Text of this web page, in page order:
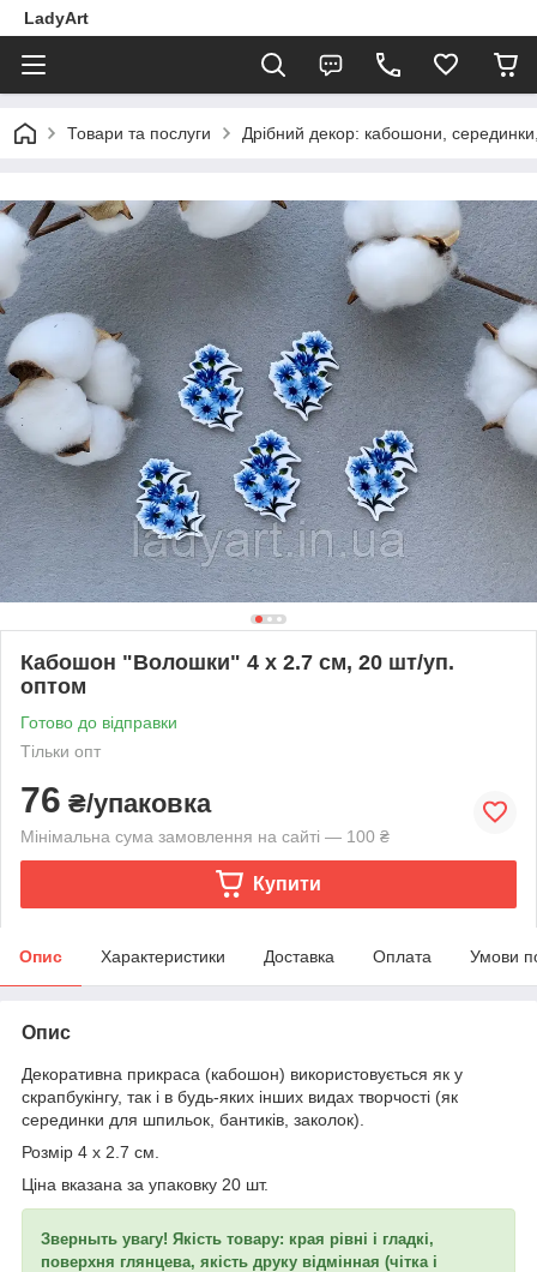
LadyArt
Товари та послуги Дрібний декор: кабошони,
Кабошон "Волошки" 4 х 2.7 см, 20 шт/уп.
оптом
Готово до відправки
Тільки опт
76 ₴/упаковка
Мінімальна сума замовлення на сайті — 100 ₴
Купити
Опис Характеристики Доставка Оплата Умови
Опис
Декоративна прикраса (кабошон) використовується як у
скрапбукінгу, так і в будь-яких інших видах творчості (як
серединки для шпильок, бантиків, заколок).
Розмір 4 х 2.7 см.
Ціна вказана за упаковку 20 шт.
Зверныть увагу! Якість товару: края рівні і гладкі,
поверхня глянцева, якість друку відмінная (чітка і